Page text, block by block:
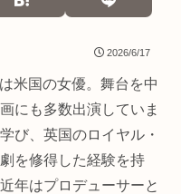
2026/6/17
米国の女優。舞台を中
にも多数出演していま
び、英国のロイヤル・
を修得した経験を持
年はプロデューサーと